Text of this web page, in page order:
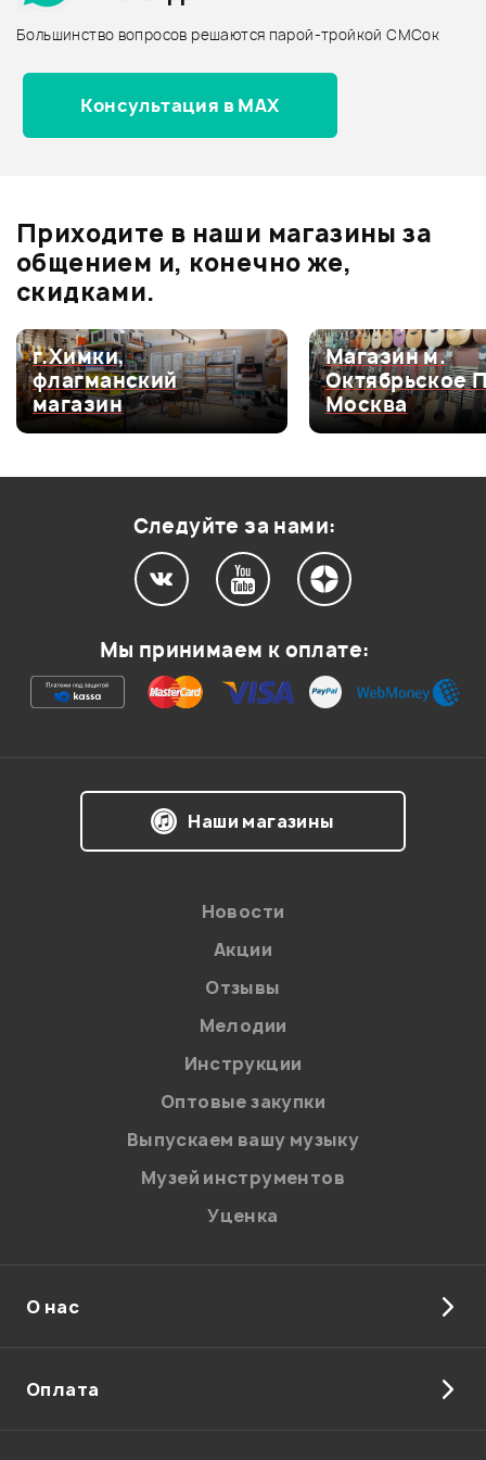
25 990 ₽
РЭКОВЫЙ ШКАФ PROEL
Отзывы Оставьте отзыв и получите
бонусов .
Оценка
Оценка3
0
Оценка2
0
Оценка1 0
Архив товаров - новинки
Мой отзыв о товаре
Впечатления о товаре:
на обработку персональных данных в
персональных данных.
Введите проверочное число:
Большинство вопросов решаются парой-тройкой СМСок
Консультация в MAX
Приходите в наши магазины за
общением и, конечно же,
скидками.
г.Химки,
флагманский
магазин
Магазин м.
Октябрьское
Москва
Следуйте за нами:
Мы принимаем к оплате:
Наши магазины
Новости
Акции
Отзывы
Мелодии
Инструкции
Оптовые закупки
Выпускаем вашу музыку
Музей инструментов
Уценка
О нас
Оплата